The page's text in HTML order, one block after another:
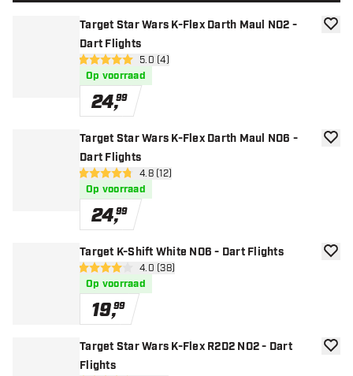
Target Star Wars K-Flex Darth Maul NO2 -
Dart Flights
open reviews drawer
5 score sterren5.0 (4)
Op voorraad
24,99
Target Star Wars K-Flex Darth Maul NO6 -
Dart Flights
open reviews drawer
4.8 score sterren4.8 (12)
Op voorraad
24,99
Target K-Shift White NO6 - Dart Flights
open reviews drawer
4 score sterren4.0 (38)
Op voorraad
19,99
Target Star Wars K-Flex R2D2 NO2 - Dart
Flights